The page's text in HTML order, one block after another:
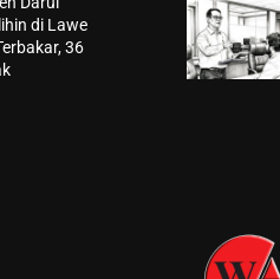
di Lawe
36